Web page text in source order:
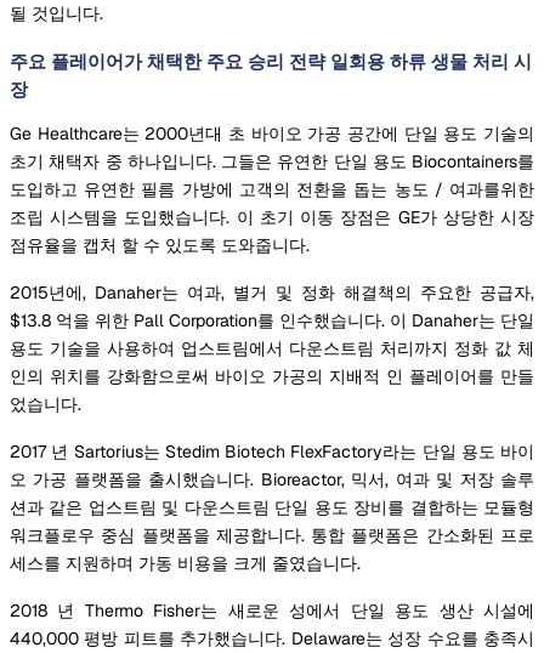
될 것입니다.
주요 플레이어가 채택한 주요 승리 전략 일회용 하류 생물 처리 시
장
Ge Healthcare는 2000년대 초 바이오 가공 공간에 단일 용도 기술의
초기 채택자 중 하나입니다. 그들은 유연한 단일 용도 Biocontainers를
도입하고 유연한 필름 가방에 고객의 전환을 돕는 농도 / 여과를위한
조립 시스템을 도입했습니다. 이 초기 이동 장점은 GE가 상당한 시장
점유율을 캡처 할 수 있도록 도와줍니다.
2015년에, Danaher는 여과, 별거 및 정화 해결책의 주요한 공급자,
$13.8 억을 위한 Pall Corporation를 인수했습니다. 이 Danaher는 단일
용도 기술을 사용하여 업스트림에서 다운스트림 처리까지 정화 값 체
인의 위치를 강화함으로써 바이오 가공의 지배적 인 플레이어를 만들
었습니다.
2017 년 Sartorius는 Stedim Biotech FlexFactory라는 단일 용도 바이
오 가공 플랫폼을 출시했습니다. Bioreactor, 믹서, 여과 및 저장 솔루
션과 같은 업스트림 및 다운스트림 단일 용도 장비를 결합하는 모듈형
워크플로우 중심 플랫폼을 제공합니다. 통합 플랫폼은 간소화된 프로
세스를 지원하며 가동 비용을 크게 줄였습니다.
2018 년 Thermo Fisher는 새로운 성에서 단일 용도 생산 시설에
440,000 평방 피트를 추가했습니다. Delaware는 성장 수요를 충족시